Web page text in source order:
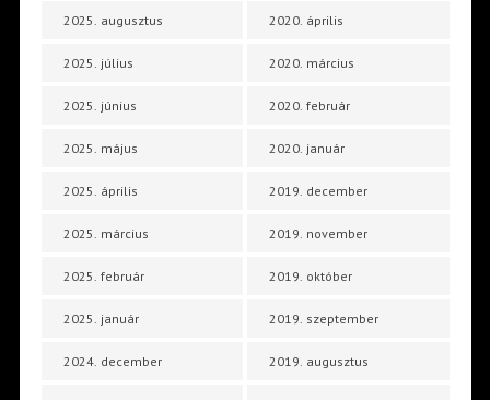
2025. augusztus
2025. július
2025. június
2025. május
2025. április
2025. március
2025. február
2025. január
2024. december
2020. április
2020. március
2020. február
2020. január
2019. december
2019. november
2019. október
2019. szeptember
2019. augusztus